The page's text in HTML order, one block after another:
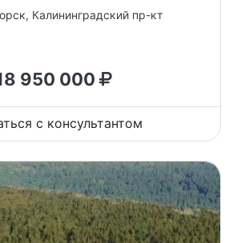
Калининградский пр-кт
950 000
с консультантом